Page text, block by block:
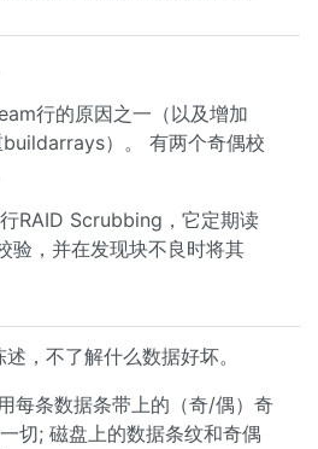
行的原因之一（以及增加
）。 有两个奇偶校
RAID Scrubbing，它定期读
验，并在发现块不良时将其
，不了解什么数据好坏。
每条数据条带上的（奇/偶）奇
切; 磁盘上的数据条纹和奇偶